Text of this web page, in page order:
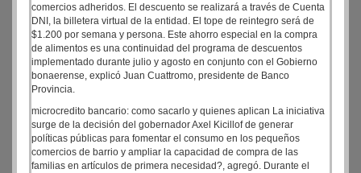
comercios adheridos. El descuento se realizará a través de Cuenta
DNI, la billetera virtual de la entidad. El tope de reintegro será de
$1.200 por semana y persona. Este ahorro especial en la compra
de alimentos es una continuidad del programa de descuentos
implementado durante julio y agosto en conjunto con el Gobierno
bonaerense, explicó Juan Cuattromo, presidente de Banco
Provincia.
microcredito bancario: como sacarlo y quienes aplican La iniciativa
surge de la decisión del gobernador Axel Kicillof de generar
políticas públicas para fomentar el consumo en los pequeños
comercios de barrio y ampliar la capacidad de compra de las
familias en artículos de primera necesidad?, agregó. Durante el